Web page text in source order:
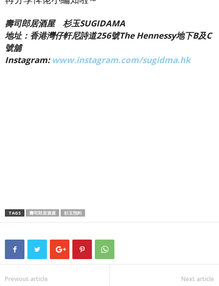
壽司郎居酒屋 杉玉SUGIDAMA
地址：香港灣仔軒尼詩道256號The Hennessy地下B及C
號舖
Instagram: www.instagram.com/sugidma.hk
TAGS 壽司郎居酒屋 杉玉預約
Previous article Next article